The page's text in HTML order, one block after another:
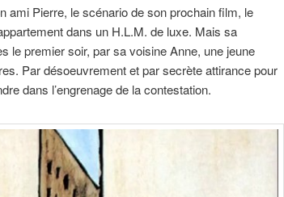
ami Pierre, le scénario de son prochain film, le
dans un H.L.M. de luxe. Mais sa
le premier soir, par sa voisine Anne, une jeune
Par désoeuvrement et par secrète attirance pour
dans l’engrenage de la contestation.